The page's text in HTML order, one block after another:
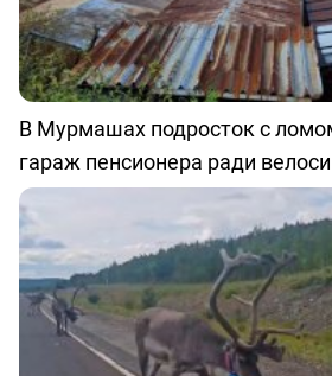
В Мурмашах подросток с
гараж пенсионера ради